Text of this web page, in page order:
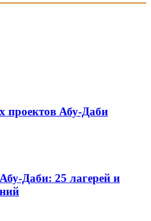
проектов Абу-Даби
Даби: 25 лагерей и